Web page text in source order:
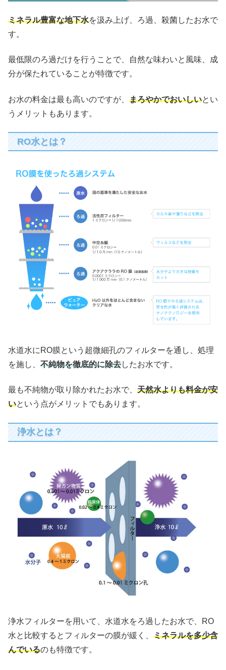
ミネラル豊富な地下水を汲み上げ、ろ過、殺菌したお水で
す。
最低限のろ過だけを行うことで、自然な味わいと風味、成
分が保たれていることが特徴です。
お水の料金は最も高いのですが、 まろやかでおいしいとい
うメリットもあります。
RO水とは？
水道水にRO膜という超微細孔のフィルターを通し、処理
を施し、 不純物を徹底的に除去したお水です。
最も不純物が取り除かれたお水で、 天然水よりも料金が安
いという点がメリットでもあります。
浄水とは？
浄水フィルターを用いて、水道水をろ過したお水で、RO
水と比較するとフィルターの膜が緩く、 ミネラルを多少含
んでいるのも特徴です。